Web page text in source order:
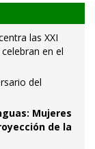
las XXI
en el
del
Mujeres
de la